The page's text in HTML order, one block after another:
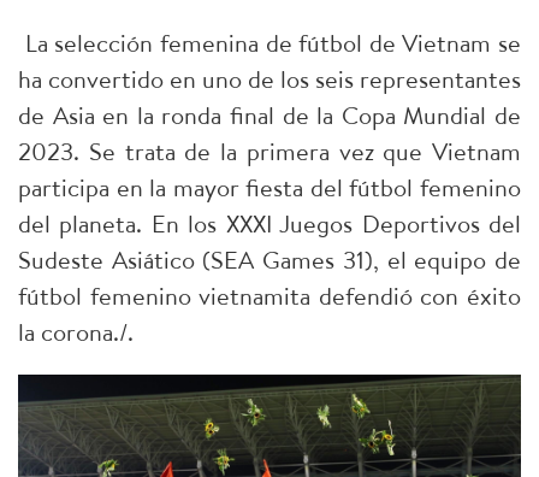
La selección femenina de fútbol de Vietnam se
ha convertido en uno de los seis representantes
de Asia en la ronda final de la Copa Mundial de
2023. Se trata de la primera vez que Vietnam
participa en la mayor fiesta del fútbol femenino
del planeta. En los XXXI Juegos Deportivos del
Sudeste Asiático (SEA Games 31), el equipo de
fútbol femenino vietnamita defendió con éxito
la corona./.